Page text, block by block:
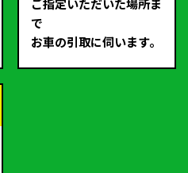
ご指定いただいた場所ま
で
お車の引取に伺います。